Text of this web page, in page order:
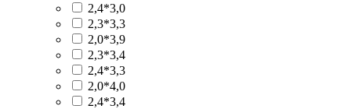
2,4*3,0
2,3*3,3
2,0*3,9
2,3*3,4
2,4*3,3
2,0*4,0
2,4*3,4